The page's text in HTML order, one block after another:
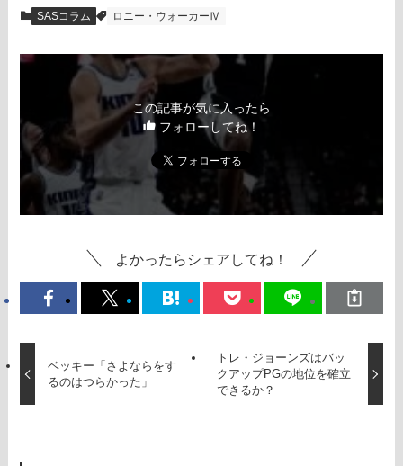
SASコラム ロニー・ウォーカーⅣ
この記事が気に入ったら
フォローしてね！
よかったらシェアしてね！
ベッキー「さよならをす
るのはつらかった」
トレ・ジョーンズはバッ
クアップPGの地位を確立
できるか？